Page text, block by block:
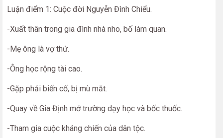
Luận điểm 1: Cuộc đời Nguyễn Đình Chiểu.
-Xuất thân trong gia đình nhà nho, bố làm quan.
-Mẹ ông là vợ thứ.
-Ông học rộng tài cao.
-Gặp phải biến cố, bị mù mắt.
-Quay về Gia Định mở trường dạy học và bốc thuốc.
-Tham gia cuộc kháng chiến của dân tộc.